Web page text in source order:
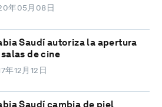
年05月08日
Saudí autoriza la apertura
de cine
年12月12日
Saudí cambia de piel